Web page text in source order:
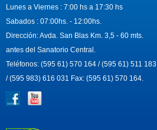
Lunes a Viernes : 7:00 hs a 17:30 hs
Sabados : 07:00hs. - 12:00hs.
Dirección: Avda. San Blas Km. 3,5 - 60 mts.
antes del Sanatorio Central.
Teléfonos: (595 61) 570 164 / (595 61) 511 183
/ (595 983) 616 031 Fax: (595 61) 570 164.